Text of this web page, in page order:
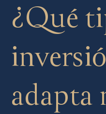
¿Qué
adapta